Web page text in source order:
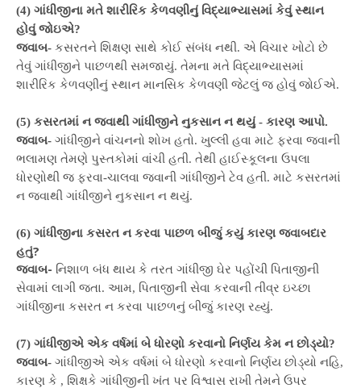
(4) ગાંધીજીના મતે શારીરિક કેળવણીનું વિદ્યાભ્યાસમાં કેવું સ્થાન
હોવું જોઇએ?
જવાબ- કસરતને શિક્ષણ સાથે કોઈ સંબંધ નથી. એ વિચાર ખોટો છે
તેવું ગાંધીજીને પાછળથી સમજાયું. તેમના મતે વિદ્યાભ્યાસમાં
શારીરિક કેળવણીનું સ્થાન માનસિક કેળવણી જેટલું જ હોવું જોઈએ.
(5) કસરતમાં ન જવાથી ગાંધીજીને નુકસાન ન થયું - કારણ આપો.
જવાબ- ગાંધીજીને વાંચનનો શોખ હતો. ખુલ્લી હવા માટે ફરવા જવાની
ભલામણ તેમણે પુસ્તકોમાં વાંચી હતી. તેથી હાઈસ્કૂલના ઉપલા
ધોરણોથી જ ફરવા-ચાલવા જવાની ગાંધીજીને ટેવ હતી. માટે કસરતમાં
ન જવાથી ગાંધીજીને નુકસાન ન થયું.
(6) ગાંધીજીના કસરત ન કરવા પાછળ બીજું કયું કારણ જવાબદાર
હતું?
જવાબ- નિશાળ બંધ થાય કે તરત ગાંધીજી ઘેર પહોંચી પિતાજીની
સેવામાં લાગી જતા. આમ, પિતાજીની સેવા કરવાની તીવ્ર ઇચ્છા
ગાંધીજીના કસરત ન કરવા પાછળનું બીજું કારણ રહ્યું.
(7) ગાંધીજીએ એક વર્ષમાં બે ધોરણો કરવાનો નિર્ણય કેમ ન છોડ્યો?
જવાબ- ગાંધીજીએ એક વર્ષમાં બે ધોરણો કરવાનો નિર્ણય છોડ્યો નહિ,
કારણ કે , શિક્ષકે ગાંધીજીની ખંત પર વિશ્વાસ રાખી તેમને ઉપર